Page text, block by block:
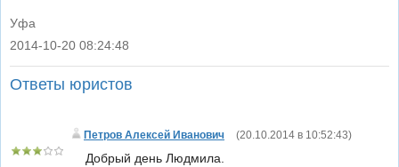
Уфа
|
2014-10-20 08:24:48
Ответы юристов
Петров Алексей Иванович (20.10.2014 в 10:52:43)
Добрый день Людмила.